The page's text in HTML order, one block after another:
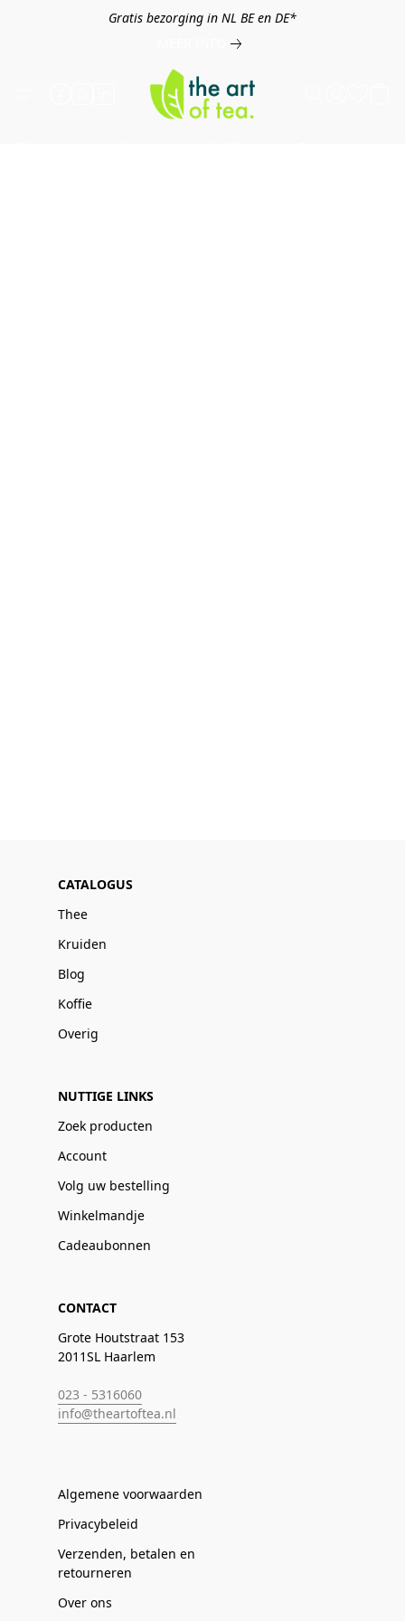
Gratis bezorging in NL BE en DE*
CATALOGUS
Thee
Kruiden
Blog
Koffie
Overig
NUTTIGE LINKS
Zoek producten
Account
Volg uw bestelling
Winkelmandje
Cadeaubonnen
CONTACT
Grote Houtstraat 153
2011SL Haarlem
023 - 5316060
info@theartoftea.nl
Algemene voorwaarden
Privacybeleid
Verzenden, betalen en
retourneren
Over ons